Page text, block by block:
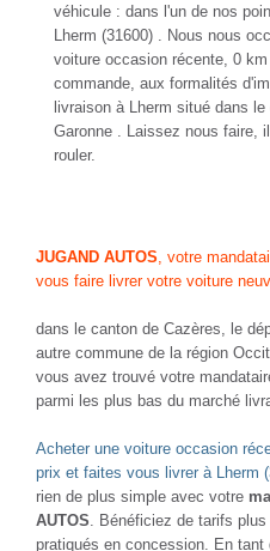
Comparer
PEUGEOT 308
Diesel - 56000 Km- 2023
20 980 €TTC